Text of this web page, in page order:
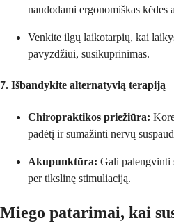
naudodami ergonomiškas kėdes
Venkite ilgų laikotarpių, kai
pavyzdžiui, susikūprinimas.
7. Išbandykite alternatyvią terapiją
Chiropraktikos priežiūra:
padėtį ir sumažinti nervų
Akupunktūra: Gali palengvinti
per tikslinę stimuliaciją.
Miego patarimai, kai